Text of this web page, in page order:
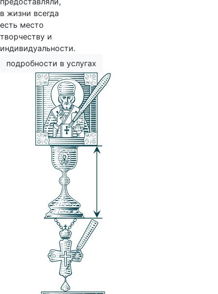
в жизни всегда
есть место
творчеству и
индивидуальности.
подробности в услугах